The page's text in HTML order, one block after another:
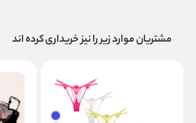
مشتریان موارد زیر را نیز خریداری کرده اند